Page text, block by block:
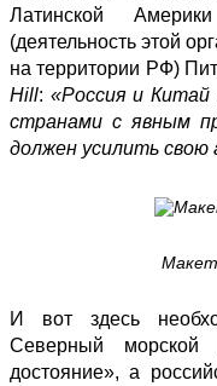
Латинской
(деятельность этой
на территории РФ)
Hill: «Россия и
странами с явным
должен усилить свою
И вот здесь
Северный морской
достояние», а